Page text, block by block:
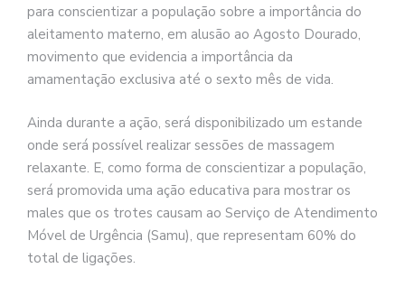
para conscientizar a população sobre a importância do
aleitamento materno, em alusão ao Agosto Dourado,
movimento que evidencia a importância da
amamentação exclusiva até o sexto mês de vida.
Ainda durante a ação, será disponibilizado um estande
onde será possível realizar sessões de massagem
relaxante. E, como forma de conscientizar a população,
será promovida uma ação educativa para mostrar os
males que os trotes causam ao Serviço de Atendimento
Móvel de Urgência (Samu), que representam 60% do
total de ligações.